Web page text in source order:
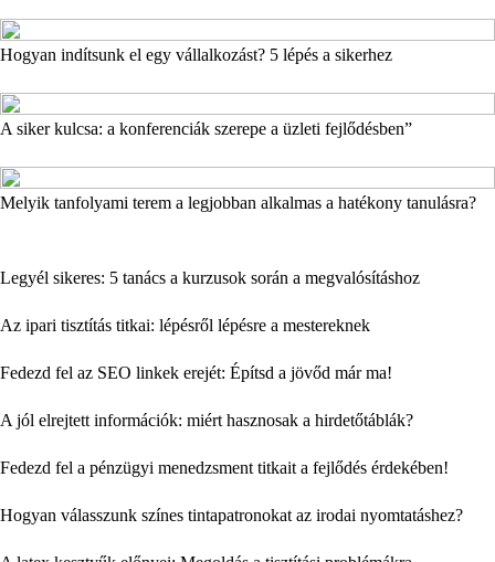
Hogyan indítsunk el egy vállalkozást? 5 lépés a sikerhez
A siker kulcsa: a konferenciák szerepe a üzleti fejlődésben”
Melyik tanfolyami terem a legjobban alkalmas a hatékony tanulásra?
Legyél sikeres: 5 tanács a kurzusok során a megvalósításhoz
Az ipari tisztítás titkai: lépésről lépésre a mestereknek
Fedezd fel az SEO linkek erejét: Építsd a jövőd már ma!
A jól elrejtett információk: miért hasznosak a hirdetőtáblák?
Fedezd fel a pénzügyi menedzsment titkait a fejlődés érdekében!
Hogyan válasszunk színes tintapatronokat az irodai nyomtatáshez?